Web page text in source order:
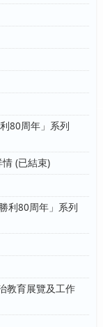
80周年」系列
(已結束)
利80周年」系列
教育展覽及工作